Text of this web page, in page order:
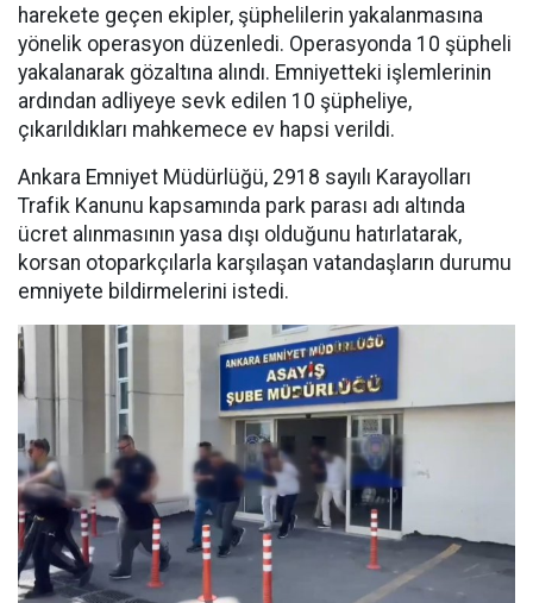
harekete geçen ekipler, şüphelilerin yakalanmasına
yönelik operasyon düzenledi. Operasyonda 10 şüpheli
yakalanarak gözaltına alındı. Emniyetteki işlemlerinin
ardından adliyeye sevk edilen 10 şüpheliye,
çıkarıldıkları mahkemece ev hapsi verildi.
Ankara Emniyet Müdürlüğü, 2918 sayılı Karayolları
Trafik Kanunu kapsamında park parası adı altında
ücret alınmasının yasa dışı olduğunu hatırlatarak,
korsan otoparkçılarla karşılaşan vatandaşların durumu
emniyete bildirmelerini istedi.